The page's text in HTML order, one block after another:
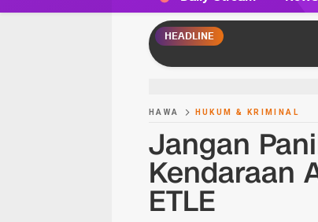
HEADLINE
HAWA HUKUM & KRIMINAL
Jangan
Kendaraan
ETLE